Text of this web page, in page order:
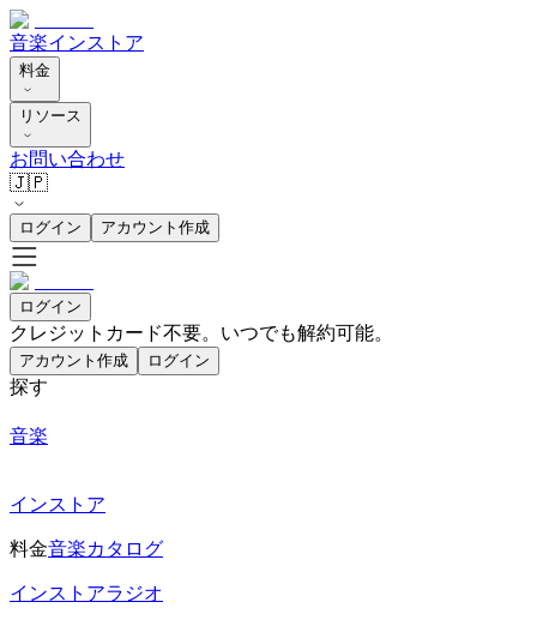
音楽インストア
料金
リソース
お問い合わせ
🇯🇵
ログイン アカウント作成
ログイン
クレジットカード不要。いつでも解約可能。
アカウント作成 ログイン
探す
音楽
インストア
料金音楽カタログ
インストアラジオ